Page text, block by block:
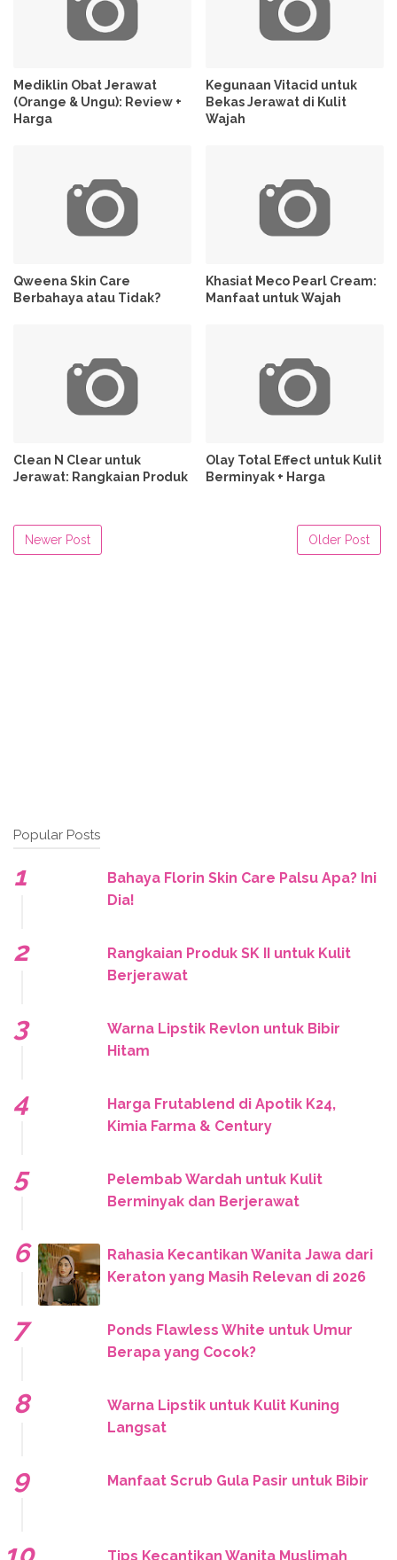
Mediklin Obat Jerawat
(Orange & Ungu): Review +
Harga
Kegunaan Vitacid untuk
Bekas Jerawat di Kulit
Wajah
Qweena Skin Care
Berbahaya atau Tidak?
Khasiat Meco Pearl Cream:
Manfaat untuk Wajah
Clean N Clear untuk
Jerawat: Rangkaian Produk
Olay Total Effect untuk Kulit
Berminyak + Harga
Newer Post Older Post
Popular Posts
Bahaya Florin Skin Care Palsu Apa? Ini
Dia!
Rangkaian Produk SK II untuk Kulit
Berjerawat
Warna Lipstik Revlon untuk Bibir
Hitam
Harga Frutablend di Apotik K24,
Kimia Farma & Century
Pelembab Wardah untuk Kulit
Berminyak dan Berjerawat
Rahasia Kecantikan Wanita Jawa dari
Keraton yang Masih Relevan di 2026
Ponds Flawless White untuk Umur
Berapa yang Cocok?
Warna Lipstik untuk Kulit Kuning
Langsat
Manfaat Scrub Gula Pasir untuk Bibir
Tips Kecantikan Wanita Muslimah